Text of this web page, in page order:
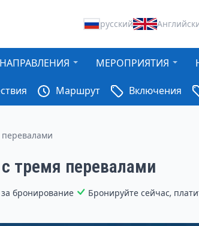
русский
НАПРАВЛЕНИЯ МЕРОПРИЯТИЯ
Маршрут Включения
перевалами
тремя перевалами
бронирование Бронируйте сейчас,